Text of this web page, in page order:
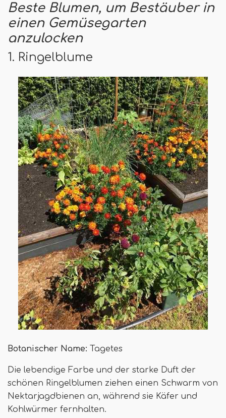
Beste Blumen, um Bestäuber in
einen Gemüsegarten
anzulocken
1. Ringelblume
Botanischer Name: Tagetes
Die lebendige Farbe und der starke Duft der
schönen Ringelblumen ziehen einen Schwarm von
Nektarjagdbienen an, während sie Käfer und
Kohlwürmer fernhalten.